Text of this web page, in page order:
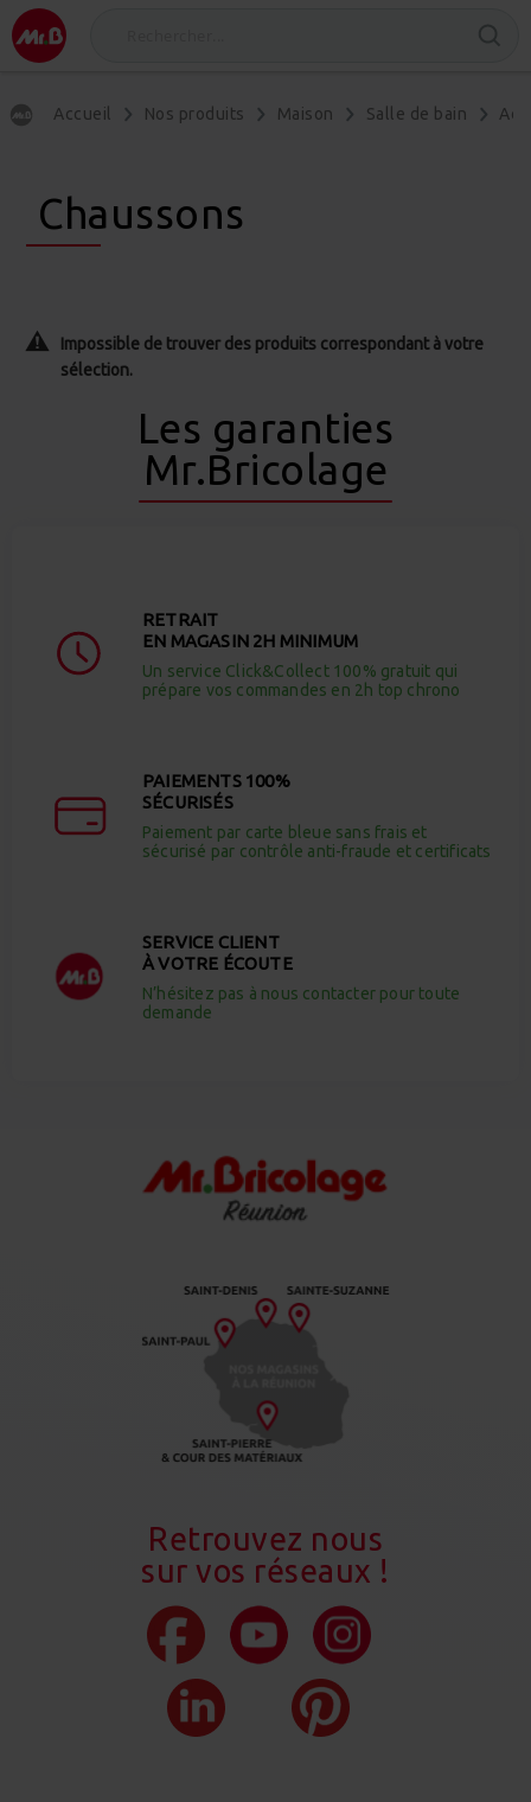
Accueil Nos produits Maison Salle de bain
Chaussons
Impossible de trouver des produits correspondant à votre
sélection.
Les garanties
Mr.Bricolage
RETRAIT
EN MAGASIN 2H MINIMUM
Un service Click&Collect 100% gratuit qui
prépare vos commandes en 2h top chrono
PAIEMENTS 100%
SÉCURISÉS
Paiement par carte bleue sans frais et
sécurisé par contrôle anti-fraude et certificats
SERVICE CLIENT
À VOTRE ÉCOUTE
N’hésitez pas à nous contacter pour toute
demande
Retrouvez nous
sur vos réseaux !